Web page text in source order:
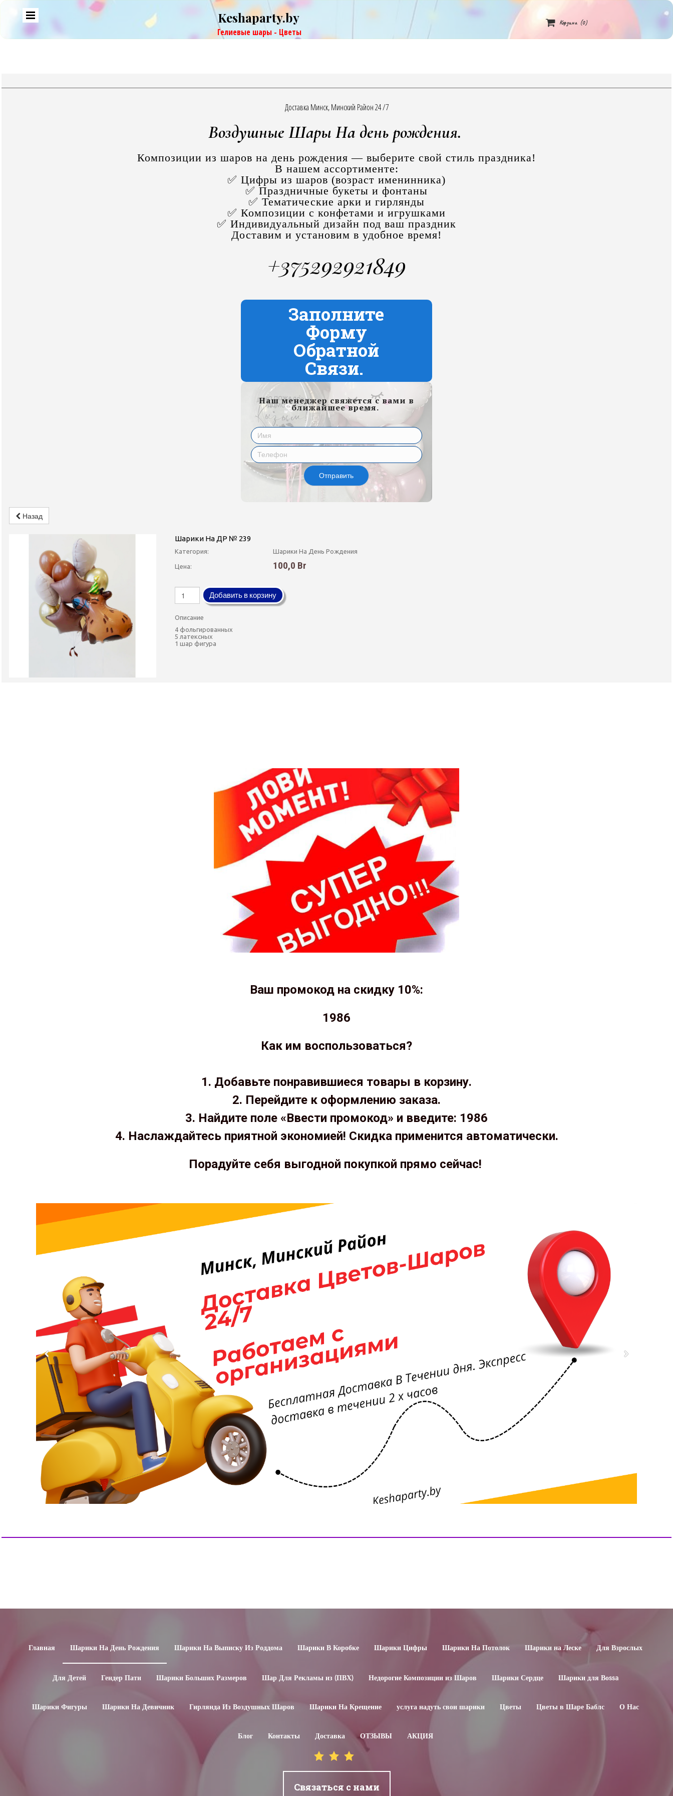
Keshaparty.by
Гелиевые шары - Цветы
 Корзина (0)
Доставка Минск, Минский Район 24 /7
Воздушные Шары На день рождения.
Композиции из шаров на день рождения — выберите свой стиль праздника!
В нашем ассортименте:
✅ Цифры из шаров (возраст именинника)
✅ Праздничные букеты и фонтаны
✅ Тематические арки и гирлянды
✅ Композиции с конфетами и игрушками
✅ Индивидуальный дизайн под ваш праздник
Доставим и установим в удобное время!
+375292921849
Заполните
Форму
Обратной
Связи.
Наш менеджер свяжется с вами в
ближайшее время.
Отправить
Назад
Шарики На ДР № 239
Категория: Шарики На День Рождения
Цена: 100,0 Br
Добавить в корзину
Описание
4 фольгированных
5 латексных
1 шар фигура
Ваш промокод на скидку 10%:
1986
Как им воспользоваться?
1. Добавьте понравившиеся товары в корзину.
2. Перейдите к оформлению заказа.
3. Найдите поле «Ввести промокод» и введите: 1986
4. Наслаждайтесь приятной экономией! Скидка применится автоматически.
Порадуйте себя выгодной покупкой прямо сейчас!
Главная Шарики На День Рождения Шарики На Выписку Из Роддома Шарики В Коробке Шарики Цифры Шарики На Потолок Шарики на Леске Для Взрослых
Для Детей Гендер Пати Шарики Больших Размеров Шар Для Рекламы из (ПВХ) Недорогие Композиции из Шаров Шарики Сердце Шарики для Воssa
Шарики Фигуры Шарики На Девичник Гирлянда Из Воздушных Шаров Шарики На Крещение услуга надуть свои шарики Цветы Цветы в Шаре Баблс О Нас
Блог Контакты Доставка ОТЗЫВЫ АКЦИЯ
Связаться с нами